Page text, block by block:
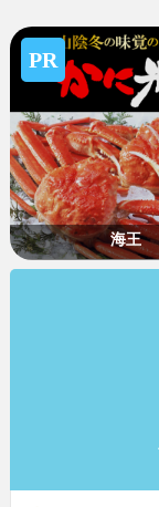
PR
海王